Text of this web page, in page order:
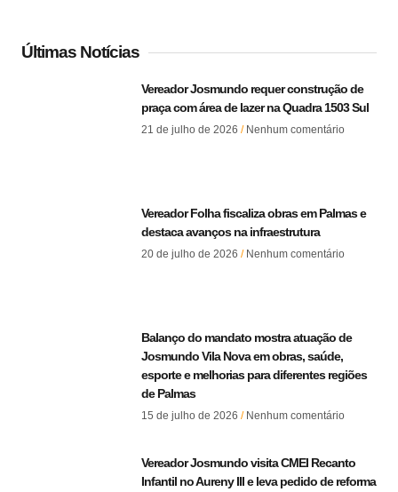
Últimas Notícias
Vereador Josmundo requer construção de
praça com área de lazer na Quadra 1503 Sul
21 de julho de 2026 Nenhum comentário
Vereador Folha fiscaliza obras em Palmas e
destaca avanços na infraestrutura
20 de julho de 2026 Nenhum comentário
Balanço do mandato mostra atuação de
Josmundo Vila Nova em obras, saúde,
esporte e melhorias para diferentes regiões
de Palmas
15 de julho de 2026 Nenhum comentário
Vereador Josmundo visita CMEI Recanto
Infantil no Aureny III e leva pedido de reforma